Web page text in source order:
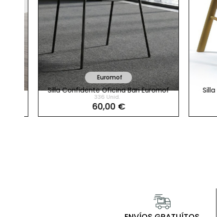
Euromof
Silla Confidente Oficina Bari Euromof
336 Unid.
60,00 €
Silla
PS-4257-1645531